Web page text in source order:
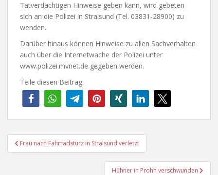
Tatverdächtigen Hinweise geben kann, wird gebeten
sich an die Polizei in Stralsund (Tel. 03831-28900) zu
wenden.
Darüber hinaus können Hinweise zu allen Sachverhalten
auch über die Internetwache der Polizei unter
www.polizei.mvnet.de gegeben werden.
Teile diesen Beitrag:
Beitragsnavigation
Frau nach Fahrradsturz in Stralsund verletzt
Hühner in Prohn verschwunden